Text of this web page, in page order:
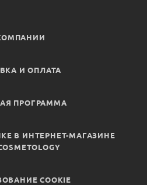
И ОПЛАТА
ПРОГРАММА
В ИНТЕРНЕТ-МАГАЗИНЕ
COOKIE